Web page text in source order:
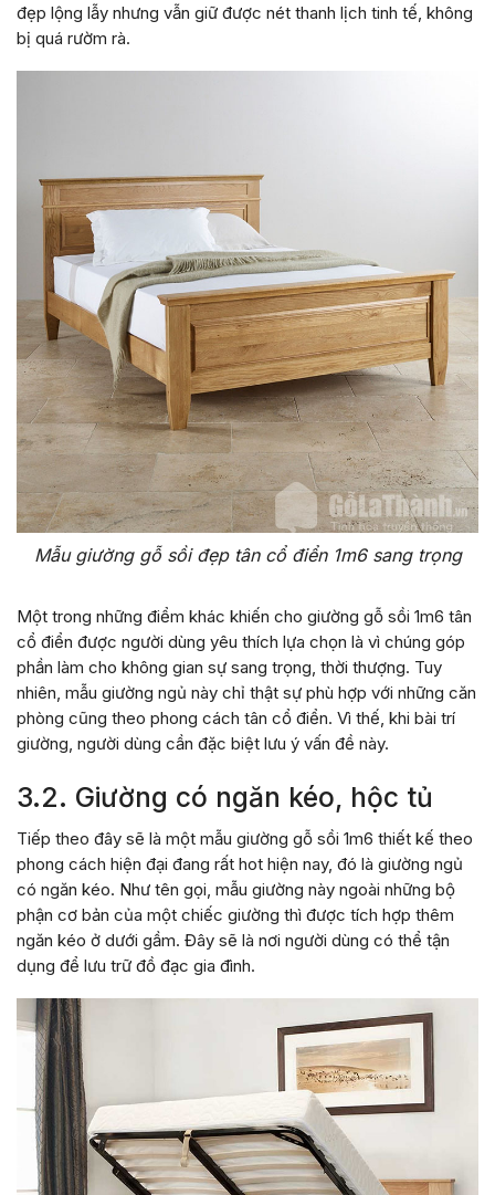
đẹp lộng lẫy nhưng vẫn giữ được nét thanh lịch tinh tế, không
bị quá rườm rà.
Mẫu giường gỗ sồi đẹp tân cổ điển 1m6 sang trọng
Một trong những điểm khác khiến cho giường gỗ sồi 1m6 tân
cổ điển được người dùng yêu thích lựa chọn là vì chúng góp
phần làm cho không gian sự sang trọng, thời thượng. Tuy
nhiên, mẫu giường ngủ này chỉ thật sự phù hợp với những căn
phòng cũng theo phong cách tân cổ điển. Vì thế, khi bài trí
giường, người dùng cần đặc biệt lưu ý vấn đề này.
3.2. Giường có ngăn kéo, hộc tủ
Tiếp theo đây sẽ là một mẫu giường gỗ sồi 1m6 thiết kế theo
phong cách hiện đại đang rất hot hiện nay, đó là giường ngủ
có ngăn kéo. Như tên gọi, mẫu giường này ngoài những bộ
phận cơ bản của một chiếc giường thì được tích hợp thêm
ngăn kéo ở dưới gầm. Đây sẽ là nơi người dùng có thể tận
dụng để lưu trữ đồ đạc gia đình.